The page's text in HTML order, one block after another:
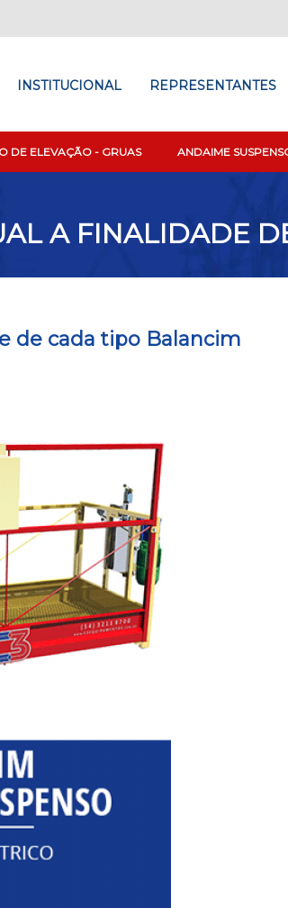
INSTITUCIONAL REPRESENTANTES
DE ELEVAÇÃO - GRUAS ANDAIME
A FINALIDADE
de cada tipo Balancim